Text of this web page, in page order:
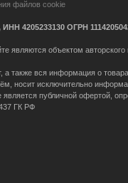
файлов cookie
4205233130 ОГРН
являются объектом авторского
а также вся информация о
носит исключительно
является публичной офертой,
ГК РФ